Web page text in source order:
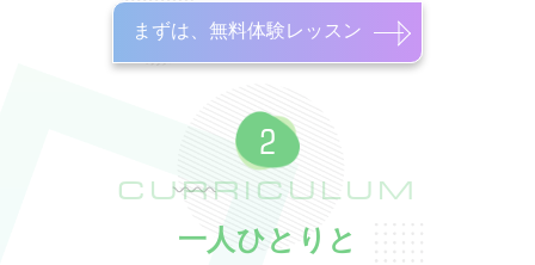
まずは、無料体験レッスン
CURRICULUM
一人ひとりと